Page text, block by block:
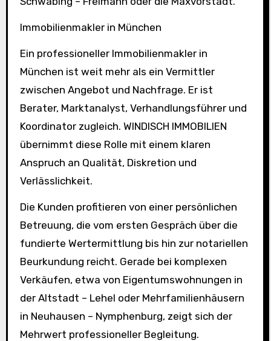
Immobilienmakler in München
Ein professioneller Immobilienmakler in
München ist weit mehr als ein Vermittler
zwischen Angebot und Nachfrage. Er ist
Berater, Marktanalyst, Verhandlungsführer und
Koordinator zugleich. WINDISCH IMMOBILIEN
übernimmt diese Rolle mit einem klaren
Anspruch an Qualität, Diskretion und
Verlässlichkeit.
Die Kunden profitieren von einer persönlichen
Betreuung, die vom ersten Gespräch über die
fundierte Wertermittlung bis hin zur notariellen
Beurkundung reicht. Gerade bei komplexen
Verkäufen, etwa von Eigentumswohnungen in
der Altstadt – Lehel oder Mehrfamilienhäusern
in Neuhausen – Nymphenburg, zeigt sich der
Mehrwert professioneller Begleitung.